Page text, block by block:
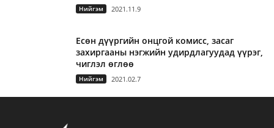
Нийгэм 2021.11.9
Есөн дүүргийн онцгой комисс, засаг
захиргааны нэгжийн удирдлагуудад үүрэг,
чиглэл өглөө
Нийгэм 2021.02.7